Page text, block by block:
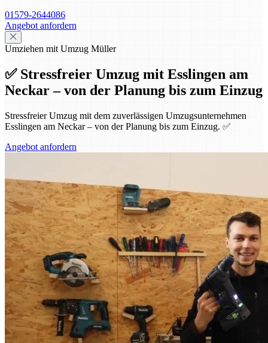
01579-2644086
Angebot anfordern
Umziehen mit Umzug Müller
✅ Stressfreier Umzug mit Esslingen am
Neckar – von der Planung bis zum Einzug
Stressfreier Umzug mit dem zuverlässigen Umzugsunternehmen
Esslingen am Neckar – von der Planung bis zum Einzug. ✅
Angebot anfordern